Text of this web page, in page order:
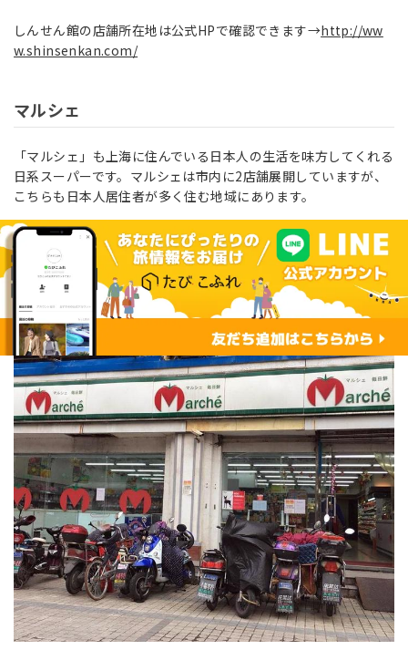
しんせん館の店舗所在地は公式HPで確認できます→http://ww
w.shinsenkan.com/
マルシェ
「マルシェ」も上海に住んでいる日本人の生活を味方してくれる
日系スーパーです。マルシェは市内に2店舗展開していますが、
こちらも日本人居住者が多く住む地域にあります。